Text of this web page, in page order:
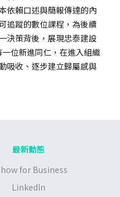
依賴口述與簡報傳達的內
追蹤的數位課程，為後續
決策背後，展現忠泰建設
位新進同仁，在進入組織
吸收、逐步建立歸屬感與
最新動態
for Business
LinkedIn